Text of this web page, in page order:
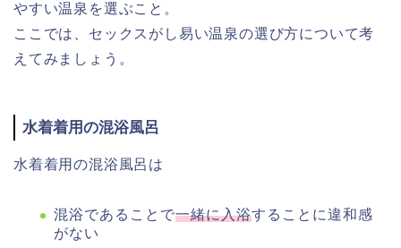
やすい温泉を選ぶこと。
ここでは、セックスがし易い温泉の選び方について考
えてみましょう。
水着着用の混浴風呂
水着着用の混浴風呂は
混浴であることで一緒に入浴することに違和感
がない